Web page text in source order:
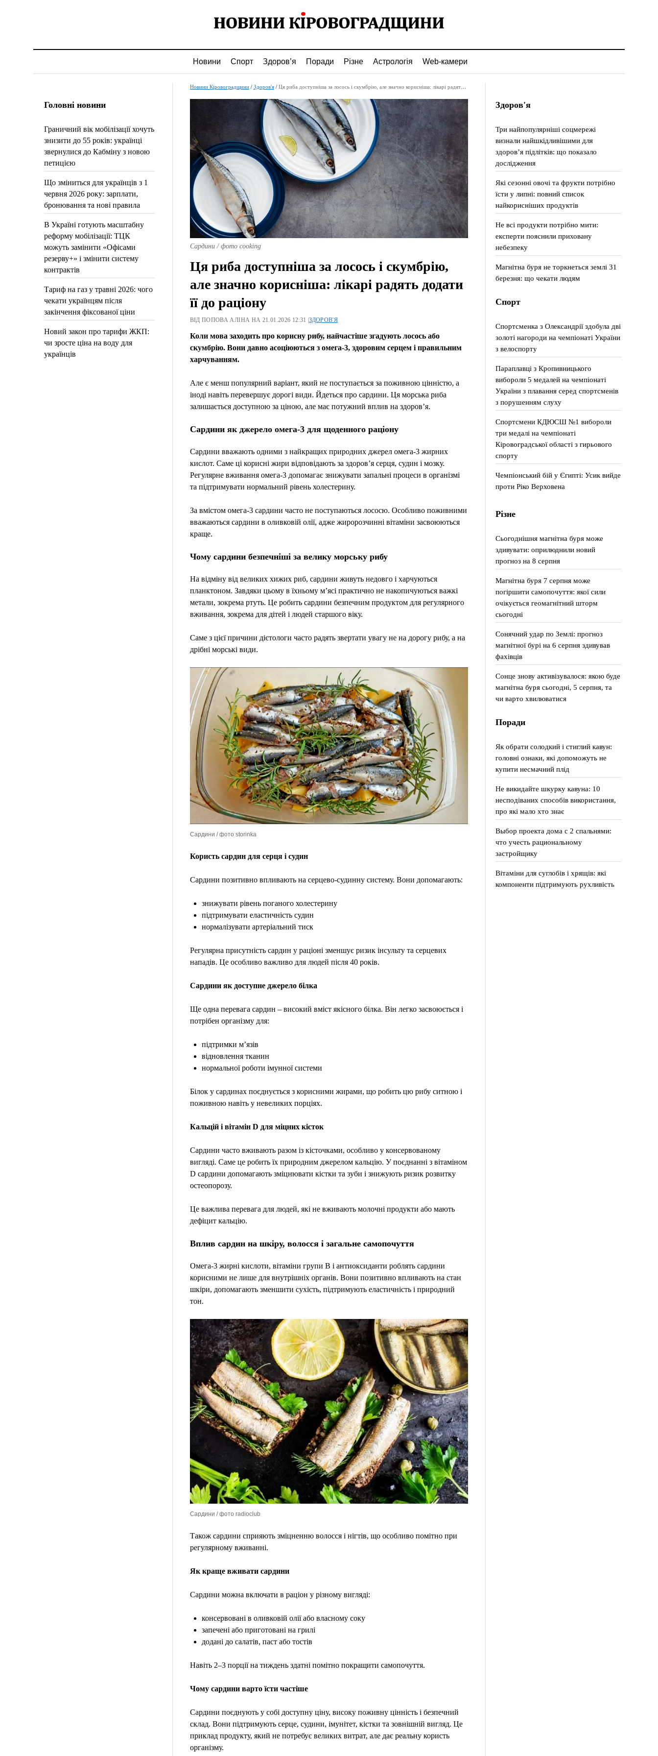
Новини Спорт Здоров’я Поради Різне Астрологія Web-камери
Головні новини
Граничний вік мобілізації хочуть
знизити до 55 років: українці
звернулися до Кабміну з новою
петицією
Що зміниться для українців з 1
червня 2026 року: зарплати,
бронювання та нові правила
В Україні готують масштабну
реформу мобілізації: ТЦК
можуть замінити «Офісами
резерву+» і змінити систему
контрактів
Тариф на газ у травні 2026: чого
чекати українцям після
закінчення фіксованої ціни
Новий закон про тарифи ЖКП:
чи зросте ціна на воду для
українців
Новини Кіровоградщини/ Здоров'я/ Ця риба доступніша за лосось і скумбрію, але значно корисніша: лікарі радять додати її до раціону
Сардини / фото cooking
Ця риба доступніша за лосось і скумбрію,
але значно корисніша: лікарі радять додати
її до раціону
ВІД ПОПОВА АЛІНА НА 21.01.2026 12:31 |ЗДОРОВ'Я
Коли мова заходить про корисну рибу, найчастіше згадують лосось або
скумбрію. Вони давно асоціюються з омега-3, здоровим серцем і правильним
харчуванням.
Але є менш популярний варіант, який не поступається за поживною цінністю, а
іноді навіть перевершує дорогі види. Йдеться про сардини. Ця морська риба
залишається доступною за ціною, але має потужний вплив на здоров’я.
Сардини як джерело омега-3 для щоденного раціону
Сардини вважають одними з найкращих природних джерел омега-3 жирних
кислот. Саме ці корисні жири відповідають за здоров’я серця, судин і мозку.
Регулярне вживання омега-3 допомагає знижувати запальні процеси в організмі
та підтримувати нормальний рівень холестерину.
За вмістом омега-3 сардини часто не поступаються лососю. Особливо поживними
вважаються сардини в оливковій олії, адже жиророзчинні вітаміни засвоюються
краще.
Чому сардини безпечніші за велику морську рибу
На відміну від великих хижих риб, сардини живуть недовго і харчуються
планктоном. Завдяки цьому в їхньому м’ясі практично не накопичуються важкі
метали, зокрема ртуть. Це робить сардини безпечним продуктом для регулярного
вживання, зокрема для дітей і людей старшого віку.
Саме з цієї причини дієтологи часто радять звертати увагу не на дорогу рибу, а на
дрібні морські види.
Сардини / фото storinka
Користь сардин для серця і судин
Сардини позитивно впливають на серцево-судинну систему. Вони допомагають:
знижувати рівень поганого холестерину
підтримувати еластичність судин
нормалізувати артеріальний тиск
Регулярна присутність сардин у раціоні зменшує ризик інсульту та серцевих
нападів. Це особливо важливо для людей після 40 років.
Сардини як доступне джерело білка
Ще одна перевага сардин – високий вміст якісного білка. Він легко засвоюється і
потрібен організму для:
підтримки м’язів
відновлення тканин
нормальної роботи імунної системи
Білок у сардинах поєднується з корисними жирами, що робить цю рибу ситною і
поживною навіть у невеликих порціях.
Кальцій і вітамін D для міцних кісток
Сардини часто вживають разом із кісточками, особливо у консервованому
вигляді. Саме це робить їх природним джерелом кальцію. У поєднанні з вітаміном
D сардини допомагають зміцнювати кістки та зуби і знижують ризик розвитку
остеопорозу.
Це важлива перевага для людей, які не вживають молочні продукти або мають
дефіцит кальцію.
Вплив сардин на шкіру, волосся і загальне самопочуття
Омега-3 жирні кислоти, вітаміни групи B і антиоксиданти роблять сардини
корисними не лише для внутрішніх органів. Вони позитивно впливають на стан
шкіри, допомагають зменшити сухість, підтримують еластичність і природний
тон.
Сардини / фото radioclub
Також сардини сприяють зміцненню волосся і нігтів, що особливо помітно при
регулярному вживанні.
Як краще вживати сардини
Сардини можна включати в раціон у різному вигляді:
консервовані в оливковій олії або власному соку
запечені або приготовані на грилі
додані до салатів, паст або тостів
Навіть 2–3 порції на тиждень здатні помітно покращити самопочуття.
Чому сардини варто їсти частіше
Сардини поєднують у собі доступну ціну, високу поживну цінність і безпечний
склад. Вони підтримують серце, судини, імунітет, кістки та зовнішній вигляд. Це
приклад продукту, який не потребує великих витрат, але дає реальну користь
організму.
Здоров'я
Три найпопулярніші соцмережі
визнали найшкідливішими для
здоров’я підлітків: що показало
дослідження
Які сезонні овочі та фрукти потрібно
їсти у липні: повний список
найкорисніших продуктів
Не всі продукти потрібно мити:
експерти пояснили приховану
небезпеку
Магнітна буря не торкнеться землі 31
березня: що чекати людям
Спорт
Спортсменка з Олександрії здобула дві
золоті нагороди на чемпіонаті України
з велоспорту
Параплавці з Кропивницького
вибороли 5 медалей на чемпіонаті
України з плавання серед спортсменів
з порушенням слуху
Спортсмени КДЮСШ №1 вибороли
три медалі на чемпіонаті
Кіровоградської області з гирьового
спорту
Чемпіонський бій у Єгипті: Усик вийде
проти Ріко Верховена
Різне
Сьогоднішня магнітна буря може
здивувати: оприлюднили новий
прогноз на 8 серпня
Магнітна буря 7 серпня може
погіршити самопочуття: якої сили
очікується геомагнітний шторм
сьогодні
Сонячний удар по Землі: прогноз
магнітної бурі на 6 серпня здивував
фахівців
Сонце знову активізувалося: якою буде
магнітна буря сьогодні, 5 серпня, та
чи варто хвилюватися
Поради
Як обрати солодкий і стиглий кавун:
головні ознаки, які допоможуть не
купити несмачний плід
Не викидайте шкурку кавуна: 10
несподіваних способів використання,
про які мало хто знає
Выбор проекта дома с 2 спальнями:
что учесть рациональному
застройщику
Вітаміни для суглобів і хрящів: які
компоненти підтримують рухливість